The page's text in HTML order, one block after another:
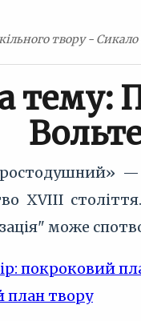
твору - Сикало
тему:
—
XVIII
може
покроковий
план твору